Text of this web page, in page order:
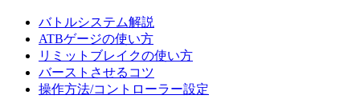
バトルシステム解説
ATBゲージの使い方
リミットブレイクの使い方
バーストさせるコツ
操作方法/コントローラー設定